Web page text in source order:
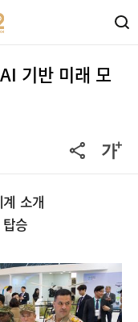
기반 미래 모
소개
승